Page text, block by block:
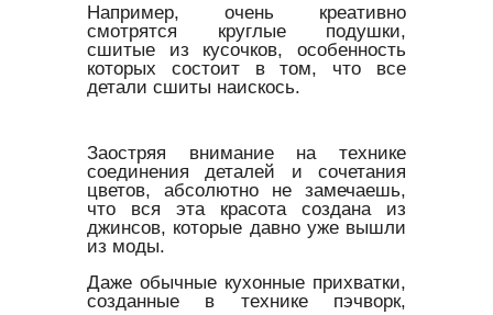
Например, очень креативно
смотрятся круглые подушки,
сшитые из кусочков, особенность
которых состоит в том, что все
детали сшиты наискось.
Заостряя внимание на технике
соединения деталей и сочетания
цветов, абсолютно не замечаешь,
что вся эта красота создана из
джинсов, которые давно уже вышли
из моды.
Даже обычные кухонные прихватки,
созданные в технике пэчворк,